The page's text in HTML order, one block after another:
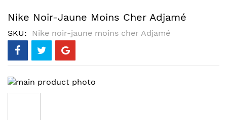
Nike Noir-Jaune Moins Cher Adjamé
SKU Nike noir-jaune moins cher Adjamé
Skip
to